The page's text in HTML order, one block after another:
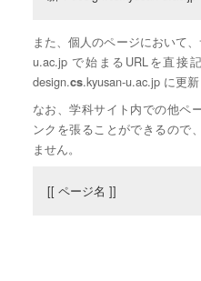
また、個人のページにおいて
u.ac.jp で始まるURLを直接
design.cs.kyusan-u.ac.jp に更新
なお、学科サイト内での他ペ
ンクを張ることができるので
ません。
[[ ページ名 ]]